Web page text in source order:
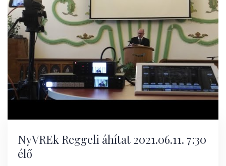
NyVREk Reggeli áhítat 2021.06.11. 7:30
élő